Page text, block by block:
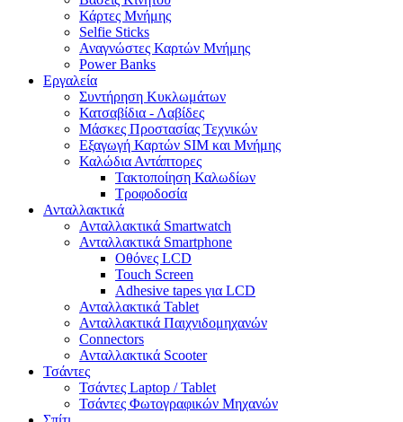
Κάρτες Μνήμης
Selfie Sticks
Αναγνώστες Καρτών Μνήμης
Power Banks
Εργαλεία
Συντήρηση Κυκλωμάτων
Κατσαβίδια - Λαβίδες
Μάσκες Προστασίας Τεχνικών
Εξαγωγή Καρτών SIM και Μνήμης
Καλώδια Αντάπτορες
Τακτοποίηση Καλωδίων
Τροφοδοσία
Ανταλλακτικά
Ανταλλακτικά Smartwatch
Ανταλλακτικά Smartphone
Οθόνες LCD
Touch Screen
Adhesive tapes για LCD
Ανταλλακτικά Tablet
Ανταλλακτικά Παιχνιδομηχανών
Connectors
Ανταλλακτικά Scooter
Τσάντες
Τσάντες Laptop / Tablet
Τσάντες Φωτoγραφικών Μηχανών